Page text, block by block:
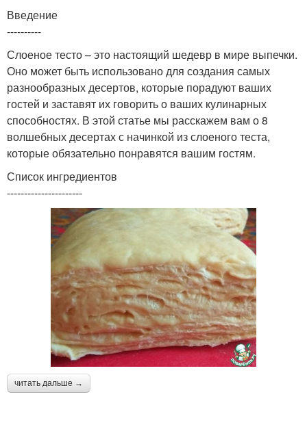
Введение
----------
Слоеное тесто – это настоящий шедевр в мире выпечки.
Оно может быть использовано для создания самых
разнообразных десертов, которые порадуют ваших
гостей и заставят их говорить о ваших кулинарных
способностях. В этой статье мы расскажем вам о 8
волшебных десертах с начинкой из слоеного теста,
которые обязательно понравятся вашим гостям.
Список ингредиентов
----------------------
читать дальше →